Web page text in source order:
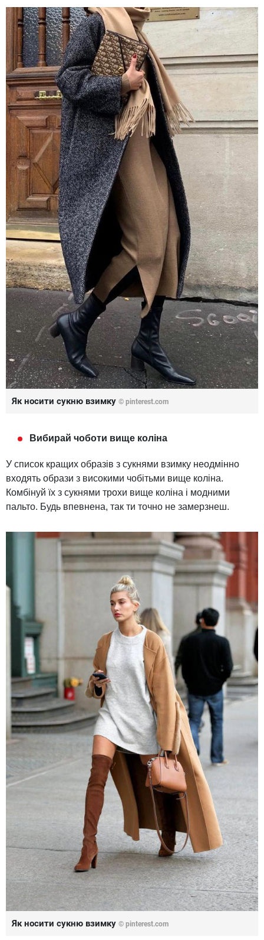
Як носити сукню взимку © pinterest.com
Вибирай чоботи вище коліна
У список кращих образів з сукнями взимку неодмінно
входять образи з високими чобітьми вище коліна.
Комбінуй їх з сукнями трохи вище коліна і модними
пальто. Будь впевнена, так ти точно не замерзнеш.
Як носити сукню взимку © pinterest.com